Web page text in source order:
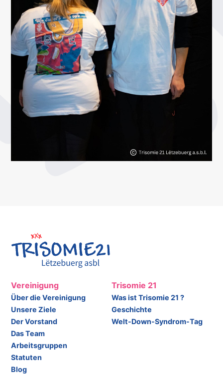
Vereinigung
Über die Vereinigung
Unsere Ziele
Der Vorstand
Das Team
Arbeitsgruppen
Statuten
Blog
Trisomie 21
Was ist Trisomie 21 ?
Geschichte
Welt-Down-Syndrom-Tag